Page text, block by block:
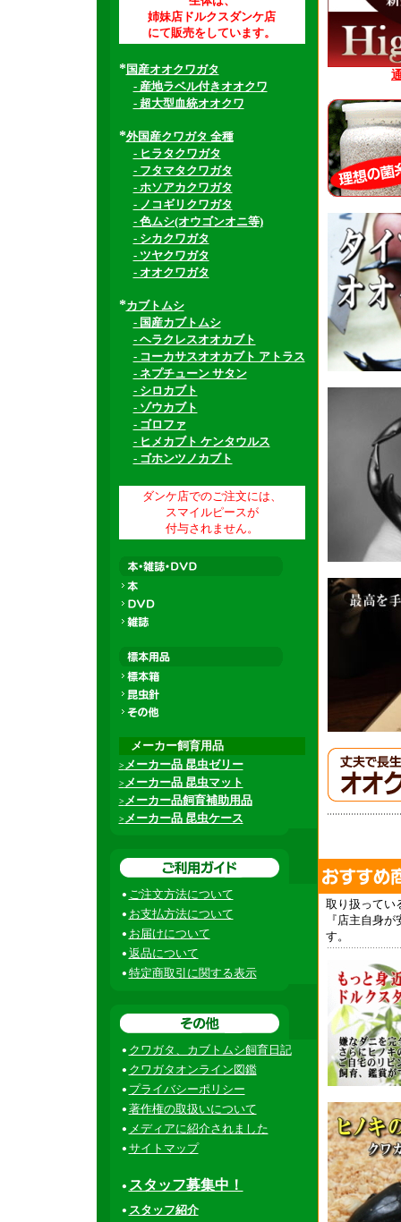
姉妹店ドルクスダンケ店
にて販売をしています。
*国産オオクワガタ
- 産地ラベル付きオオクワ
- 超大型血統オオクワ
*外国産クワガタ 全種
- ヒラタクワガタ
- フタマタクワガタ
- ホソアカクワガタ
- ノコギリクワガタ
- 色ムシ(オウゴンオニ等)
- シカクワガタ
- ツヤクワガタ
- オオクワガタ
*カブトムシ
- 国産カブトムシ
- ヘラクレスオオカブト
- コーカサスオオカブト アトラス
- ネプチューン サタン
- シロカブト
- ゾウカブト
- ゴロファ
- ヒメカブト ケンタウルス
- ゴホンツノカブト
ダンケ店でのご注文には、
スマイルピースが
付与されません。
メーカー飼育用品
>メーカー品 昆虫ゼリー
>メーカー品 昆虫マット
>メーカー品飼育補助用品
>メーカー品 昆虫ケース
ご注文方法について
お支払方法について
お届けについて
返品について
特定商取引に関する表示
クワガタ、カブトムシ飼育日記
クワガタオンライン図鑑
プライバシーポリシー
著作権の取扱いについて
メディアに紹介されました
サイトマップ
スタッフ募集中！
スタッフ紹介
取り扱ってい
『店主自身
す。